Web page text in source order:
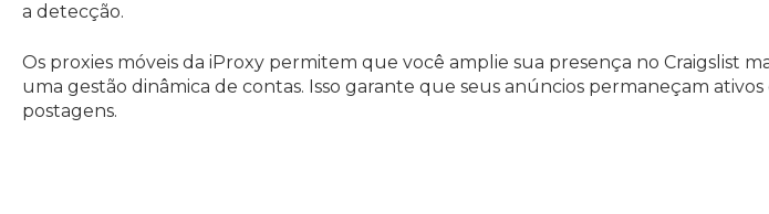
a detecção.
Os proxies móveis da iProxy permitem que você amplie sua presença no Craigslist
uma gestão dinâmica de contas. Isso garante que seus anúncios permaneçam
postagens.